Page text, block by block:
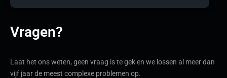
Vragen?
Laat het ons weten, geen vraag is te gek en we lossen al meer dan
vijf jaar de meest complexe problemen op.